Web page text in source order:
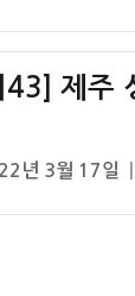
43] 제주
년 3월 17일